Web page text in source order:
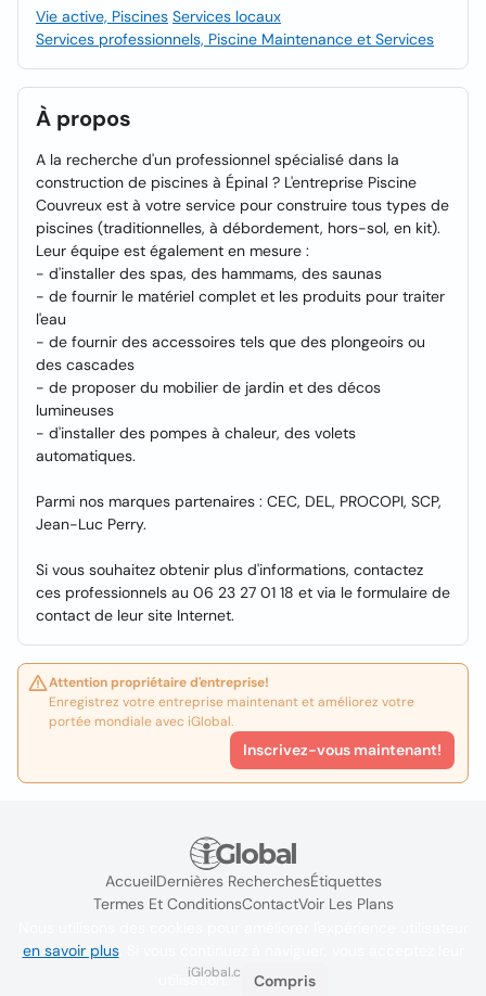
Vie active, Piscines Services locaux
Services professionnels, Piscine Maintenance et Services
À propos
A la recherche d'un professionnel spécialisé dans la
construction de piscines à Épinal ? L'entreprise Piscine
Couvreux est à votre service pour construire tous types de
piscines (traditionnelles, à débordement, hors-sol, en kit).
Leur équipe est également en mesure :
- d'installer des spas, des hammams, des saunas
- de fournir le matériel complet et les produits pour traiter
l'eau
- de fournir des accessoires tels que des plongeoirs ou
des cascades
- de proposer du mobilier de jardin et des décos
lumineuses
- d'installer des pompes à chaleur, des volets
automatiques.
Parmi nos marques partenaires : CEC, DEL, PROCOPI, SCP,
Jean-Luc Perry.
Si vous souhaitez obtenir plus d'informations, contactez
ces professionnels au 06 23 27 01 18 et via le formulaire de
contact de leur site Internet.
Attention propriétaire d'entreprise!
Enregistrez votre entreprise maintenant et améliorez votre
portée mondiale avec iGlobal.
Inscrivez-vous maintenant!
AccueilDernières RecherchesÉtiquettes
Termes Et ConditionsContactVoir Les Plans
iGlobal.co @ 2024
en savoir plus. Si vous continuez à naviguer, vous acceptez leur
utilisation.
Compris